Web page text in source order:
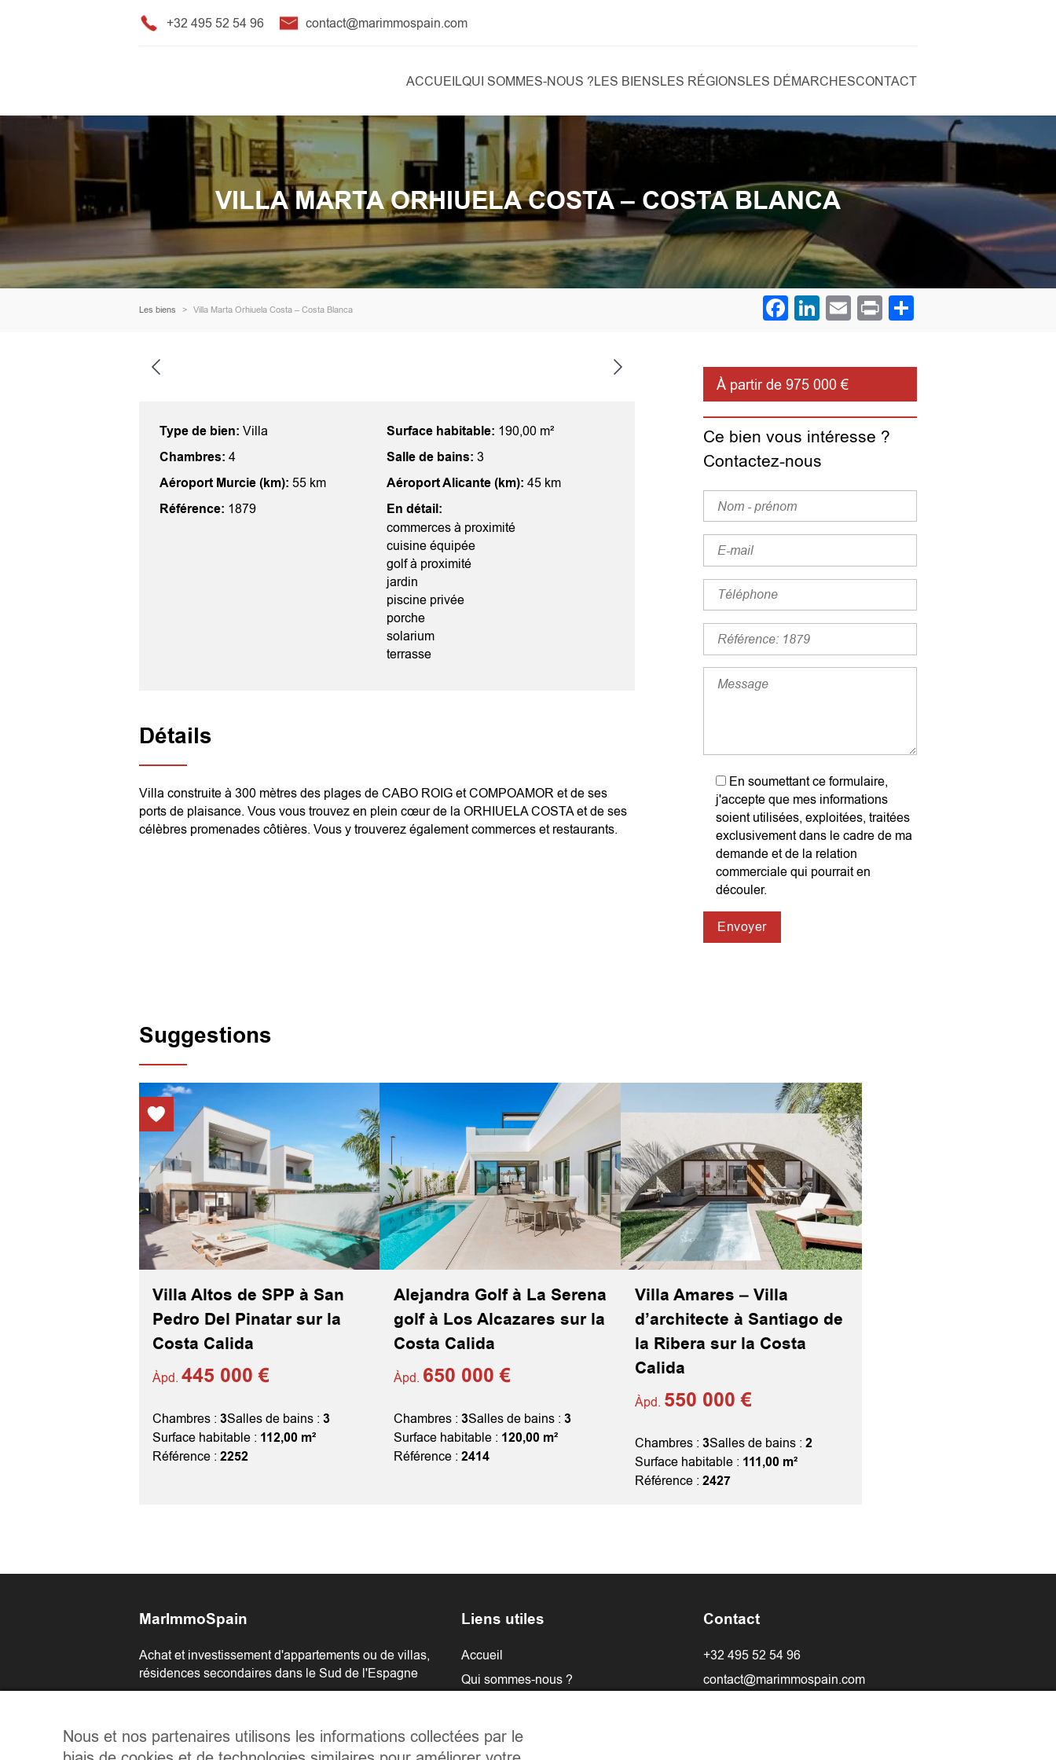
+32 495 52 54 96 contact@marimmospain.com
ACCUEILQUI SOMMES-NOUS ?LES BIENSLES RÉGIONSLES DÉMARCHESCONTACT
VILLA MARTA ORHIUELA COSTA – COSTA BLANCA
Les biens Villa Marta Orhiuela Costa – Costa Blanca Facebook
LinkedIn
Email
Print
Type de bien: Villa Surface habitable: 190,00 m²
Chambres: 4 Salle de bains: 3
Aéroport Murcie (km): 55 km Aéroport Alicante (km): 45 km
Référence: 1879 En détail:
commerces à proximité
cuisine équipée
golf à proximité
jardin
piscine privée
porche
solarium
terrasse
Détails
Villa construite à 300 mètres des plages de CABO ROIG et COMPOAMOR et de ses
ports de plaisance. Vous vous trouvez en plein cœur de la ORHIUELA COSTA et de ses
célèbres promenades côtières. Vous y trouverez également commerces et restaurants.
À partir de 975 000 €
Ce bien vous intéresse ?
Contactez-nous
En soumettant ce formulaire,
j'accepte que mes informations
soient utilisées, exploitées, traitées
exclusivement dans le cadre de ma
demande et de la relation
commerciale qui pourrait en
découler.
Envoyer
Suggestions
Villa Altos de SPP à San
Pedro Del Pinatar sur la
Costa Calida
Àpd.445 000 €
Chambres :3Salles de bains :3
Surface habitable : 112,00 m²
Référence :2252
Alejandra Golf à La Serena
golf à Los Alcazares sur la
Costa Calida
Àpd. 650 000 €
Chambres : 3Salles de bains : 3
Surface habitable : 120,00 m²
Référence : 2414
Villa Amares – Villa
d’architecte à Santiago de
la Ribera sur la Costa
Calida
Àpd. 550 000 €
Chambres : 3Salles de bains : 2
Surface habitable : 111,00 m²
Référence : 2427
MarImmoSpain
Achat et investissement d'appartements ou de villas,
résidences secondaires dans le Sud de l'Espagne
Liens utiles
Accueil
Qui sommes-nous ?
Les régions
Les démarches
Contact
+32 495 52 54 96
contact@marimmospain.com
Nous et nos partenaires utilisons les informations collectées par le